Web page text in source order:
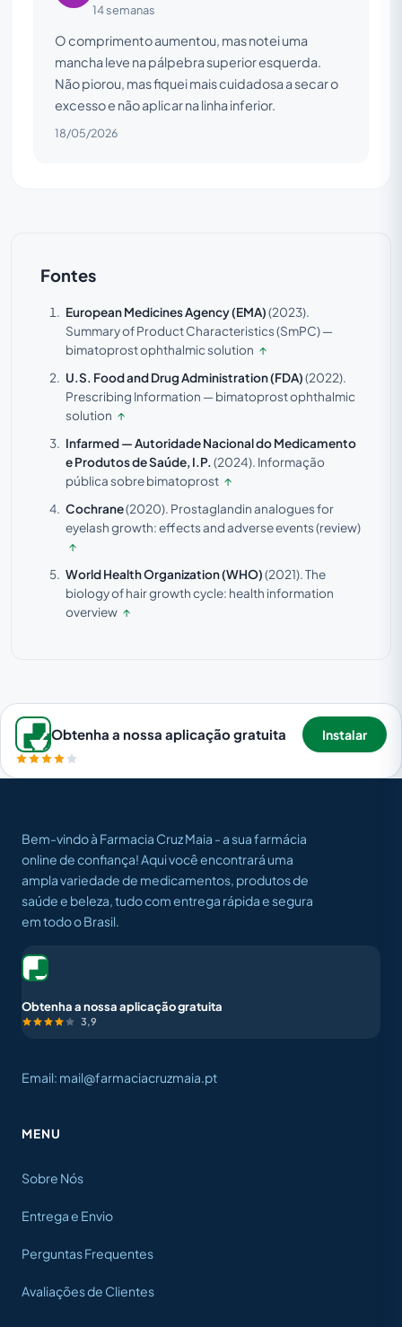
14 semanas
O comprimento aumentou, mas notei uma
mancha leve na pálpebra superior esquerda.
Não piorou, mas fiquei mais cuidadosa a secar o
excesso e não aplicar na linha inferior.
18/05/2026
Fontes
European Medicines Agency (EMA)(2023).
Summary of Product Characteristics (SmPC) —
bimatoprost ophthalmic solution ↑
U.S. Food and Drug Administration (FDA)(2022).
Prescribing Information — bimatoprost ophthalmic
solution ↑
Infarmed — Autoridade Nacional do Medicamento
e Produtos de Saúde, I.P.(2024). Informação
pública sobre bimatoprost ↑
Cochrane(2020). Prostaglandin analogues for
eyelash growth: effects and adverse events (review)
↑
World Health Organization (WHO)(2021).The
biology of hair growth cycle: health information
overview ↑
Obtenha a nossa aplicação gratuita Instalar
Bem-vindo à Farmacia Cruz Maia - a sua farmácia
online de confiança! Aqui você encontrará uma
ampla variedade de medicamentos, produtos de
saúde e beleza, tudo com entrega rápida e segura
em todo o Brasil.
Obtenha a nossa aplicação gratuita
3,9
Email: mail@farmaciacruzmaia.pt
MENU
Sobre Nós
Entrega e Envio
Perguntas Frequentes
Avaliações de Clientes